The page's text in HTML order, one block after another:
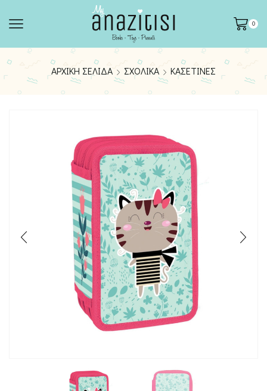
0
ΑΡΧΙΚΉ ΣΕΛΊΔΑ ΣΧΟΛΙΚΆ ΚΑΣΕΤΊΝΕΣ